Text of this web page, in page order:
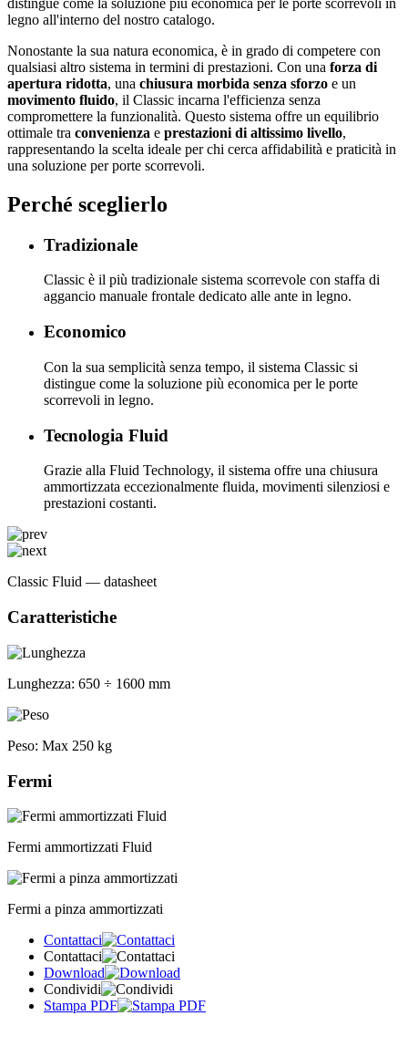
distingue come la soluzione più economica per le porte scorrevoli in
legno all'interno del nostro catalogo.
Nonostante la sua natura economica, è in grado di competere con
qualsiasi altro sistema in termini di prestazioni. Con una forza di
apertura ridotta, una chiusura morbida senza sforzo e un
movimento fluido, il Classic incarna l'efficienza senza
compromettere la funzionalità. Questo sistema offre un equilibrio
ottimale tra convenienza e prestazioni di altissimo livello,
rappresentando la scelta ideale per chi cerca affidabilità e praticità in
una soluzione per porte scorrevoli.
Perché sceglierlo
Tradizionale
Classic è il più tradizionale sistema scorrevole con staffa di
aggancio manuale frontale dedicato alle ante in legno.
Economico
Con la sua semplicità senza tempo, il sistema Classic si
distingue come la soluzione più economica per le porte
scorrevoli in legno.
Tecnologia Fluid
Grazie alla Fluid Technology, il sistema offre una chiusura
ammortizzata eccezionalmente fluida, movimenti silenziosi e
prestazioni costanti.
Classic Fluid — datasheet
Caratteristiche
Lunghezza: 650 ÷ 1600 mm
Peso: Max 250 kg
Fermi
Fermi ammortizzati Fluid
Fermi a pinza ammortizzati
Contattaci
Contattaci
Download
Condividi
Stampa PDF